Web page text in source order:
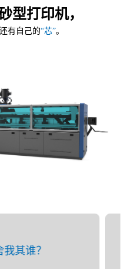
型打印机，
有自己的“芯”。
我其谁？